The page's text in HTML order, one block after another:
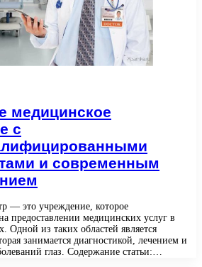
медицинское
с
и современным
— это учреждение, которое
предоставлении медицинских услуг в
Одной из таких областей является
занимается диагностикой, лечением и
глаз. Содержание статьи:…